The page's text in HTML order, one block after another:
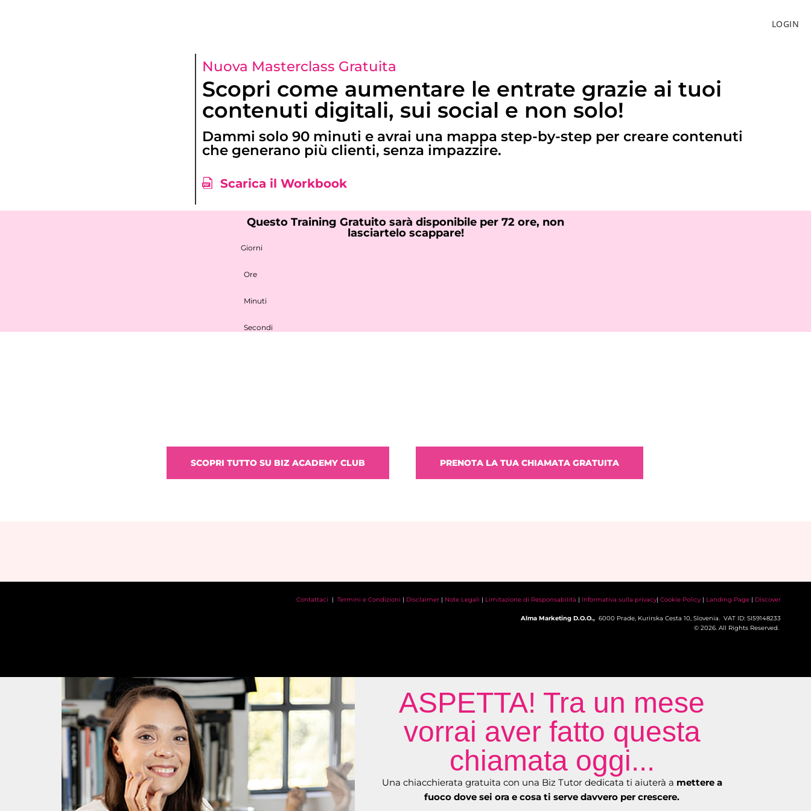
LOGIN
Nuova Masterclass Gratuita
Scopri come aumentare le entrate grazie ai tuoi
contenuti digitali, sui social e non solo!
Dammi solo 90 minuti e avrai una mappa step-by-step per creare contenuti
che generano più clienti, senza impazzire.
Scarica il Workbook
Questo Training Gratuito sarà disponibile per 72 ore, non
lasciartelo scappare!
Giorni
Ore
Minuti
Secondi
SCOPRI TUTTO SU BIZ ACADEMY CLUB PRENOTA LA TUA CHIAMATA GRATUITA
Contattaci | Termini e Condizioni | Disclaimer | Note Legali | Limitazione di Responsabilità | Informativa sulla privacy| Cookie Policy | Landing Page | Discover
Alma Marketing D.O.O., 6000 Prade, Kurirska Cesta 10, Slovenia. VAT ID: SI59148233
© 2026. All Rights Reserved.
ASPETTA! Tra un mese
vorrai aver fatto questa
chiamata oggi...
Una chiacchierata gratuita con una Biz Tutor dedicata ti aiuterà a mettere a
fuoco dove sei ora e cosa ti serve davvero per crescere.